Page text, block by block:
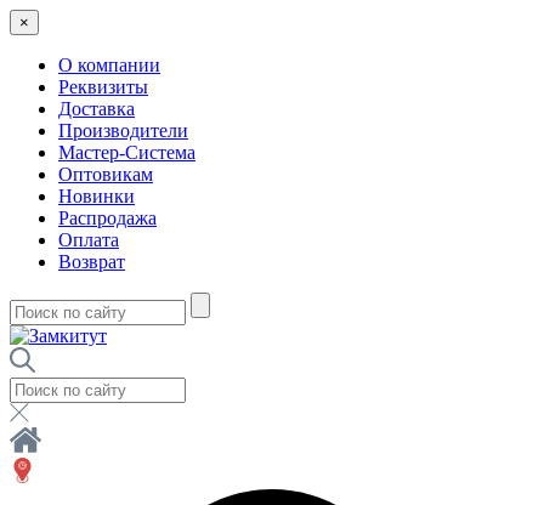
×
О компании
Реквизиты
Доставка
Производители
Мастер-Система
Оптовикам
Новинки
Распродажа
Оплата
Возврат